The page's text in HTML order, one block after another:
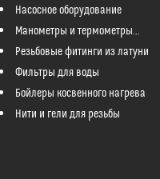
Насосное оборудование
Манометры и термометры...
Резьбовые фитинги из латуни
Фильтры для воды
Бойлеры косвенного нагрева
Нити и гели для резьбы